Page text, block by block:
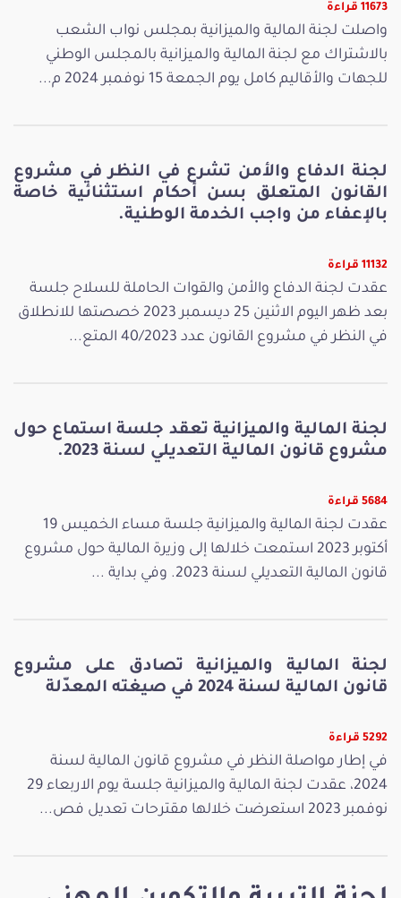
11673 قراءة
واصلت لجنة المالية والميزانية بمجلس نواب الشعب
بالاشتراك مع لجنة المالية والميزانية بالمجلس الوطني
للجهات والأقاليم كامل يوم الجمعة 15 نوفمبر 2024 م...
لجنة الدفاع والأمن تشرع في النظر في مشروع
القانون المتعلق بسن أحكام استثنائية خاصة
بالإعفاء من واجب الخدمة الوطنية.
11132 قراءة
عقدت لجنة الدفاع والأمن والقوات الحاملة للسلاح جلسة
بعد ظهر اليوم الاثنين 25 ديسمبر 2023 خصصتها للانطلاق
في النظر في مشروع القانون عدد 40/2023 المتع...
لجنة المالية والميزانية تعقد جلسة استماع حول
مشروع قانون المالية التعديلي لسنة 2023.
5684 قراءة
عقدت لجنة المالية والميزانية جلسة مساء الخميس 19
أكتوبر 2023 استمعت خلالها إلى وزيرة المالية حول مشروع
قانون المالية التعديلي لسنة 2023. وفي بداية ...
لجنة المالية والميزانية تصادق على مشروع
قانون المالية لسنة 2024 في صيغته المعدّلة
5292 قراءة
في إطار مواصلة النظر في مشروع قانون المالية لسنة
2024، عقدت لجنة المالية والميزانية جلسة يوم الاربعاء 29
نوفمبر 2023 استعرضت خلالها مقترحات تعديل فص...